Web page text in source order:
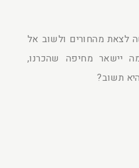
לצאת מהחורים ולשוב אל
יישאר מחיפה שהכרנו,
תשוב?